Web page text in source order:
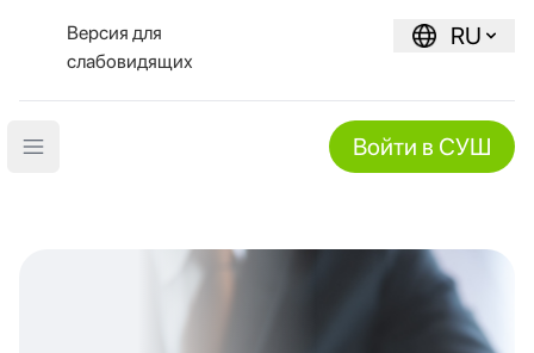
Версия для
слабовидящих
RU
Open main menu Войти в СУШ